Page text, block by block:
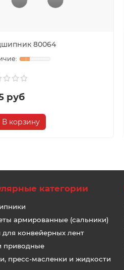
80064
руб
В корзину
категории
армированные (сальники)
конвейерных лент
приводные
пресс-масленки и жидкости